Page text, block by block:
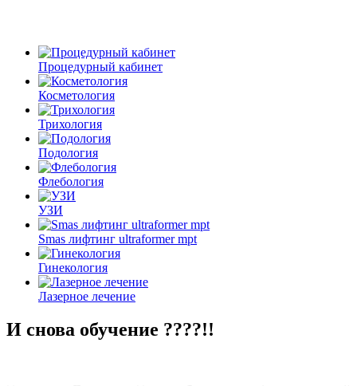
Процедурный кабинет
Косметология
Трихология
Подология
Флебология
УЗИ
Smas лифтинг ultraformer mpt
Гинекология
Лазерное лечение
И снова обучение ????!!